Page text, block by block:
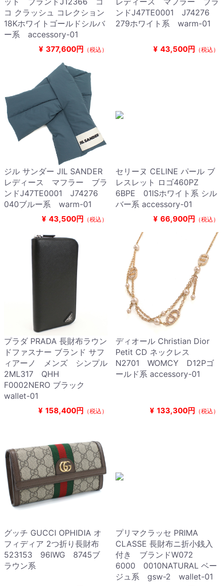
コ クラッシュ コレクション
18Kホワイトゴールドシルバ
ー系 accessory-01
¥ 377,600円 （税込）
ンドJ47TE0001 J74276
279ホワイト系 warm-01
¥ 43,500円 （税込）
ジル サンダー JIL SANDER
レディース マフラー ブラ
ンドJ47TE0001 J74276
040ブルー系 warm-01
¥ 43,500円 （税込）
セリーヌ CELINE パール ブ
レスレット ロゴ460PZ
6BPE 01ISホワイト系 シル
バー系 accessory-01
¥ 66,900円 （税込）
プラダ PRADA 長財布ラウン
ドファスナー ブランド サフ
ィアーノ メンズ シンプル
2ML317 QHH
F0002NERO ブラック
wallet-01
¥ 158,400円 （税込）
ディオール Christian Dior
Petit CD ネックレス
N2701 WOMCY D12Pゴ
ールド系 accessory-01
¥ 133,300円 （税込）
グッチ GUCCI OPHIDIA オ
フィディア 2つ折り長財布
523153 96IWG 8745ブ
ラウン系
プリマクラッセ PRIMA
CLASSE 長財布ニ折小銭入
付き ブランドW072
6000 0010NATURAL ベー
ジュ系 gsw-2 wallet-01